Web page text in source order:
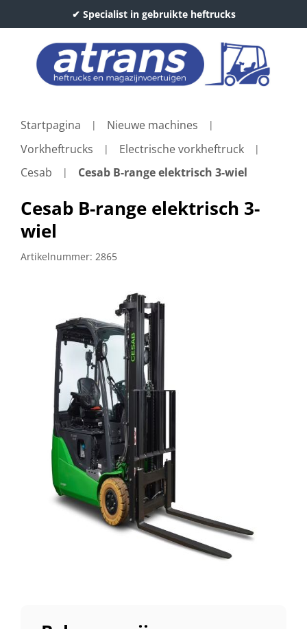
✔ Specialist in gebruikte heftrucks
Startpagina
Nieuwe machines
Vorkheftrucks
Electrische vorkheftruck
Cesab
Cesab B-range elektrisch 3-wiel
Cesab B-range elektrisch 3-
wiel
Artikelnummer: 2865